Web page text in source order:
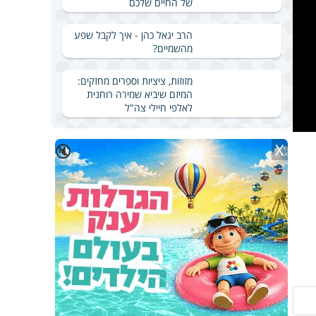
הרב יגאל כהן - איך לקבל שפע
מהשמיים?
מזוזות, ציציות וספרים מחזקים:
המיזם שיביא שמירה רוחנית
לאלפי חיילי צה"ל
🔇 X